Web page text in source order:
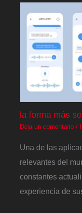
la forma más
Deja un comentario /
Una de las
relevantes del
constantes
experiencia de